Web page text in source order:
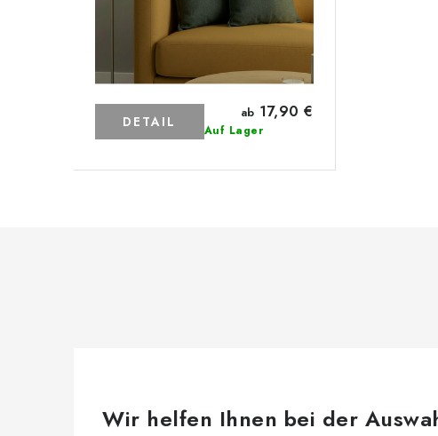
Auf Lager
ab 17,90 €
DETAIL
Wir helfen Ihnen bei der